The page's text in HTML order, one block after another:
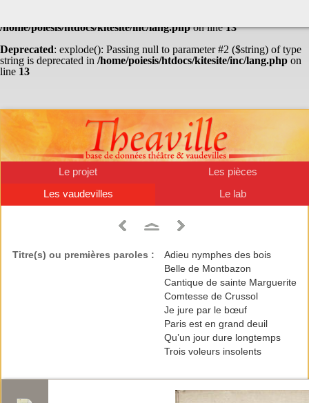
/home/poiesis/htdocs/kitesite/inc/lang.phpon line13
Deprecated: explode(): Passing null to parameter #2 ($string) of type
string is deprecated in /home/poiesis/htdocs/kitesite/inc/lang.php on
line 13
Le projet
Les pièces
Les vaudevilles
Le lab
Titre(s) ou premières paroles :
Adieu nymphes des bois
Belle de Montbazon
Cantique de sainte Marguerite
Comtesse de Crussol
Je jure par le bœuf
Paris est en grand deuil
Qu’un jour dure longtemps
Trois voleurs insolents